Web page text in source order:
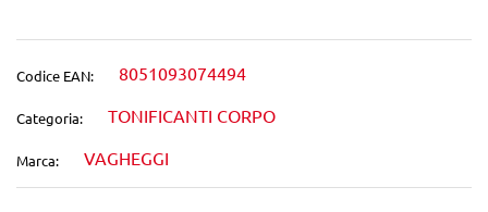
Codice EAN: 8051093074494
Categoria: TONIFICANTI CORPO
Marca: VAGHEGGI